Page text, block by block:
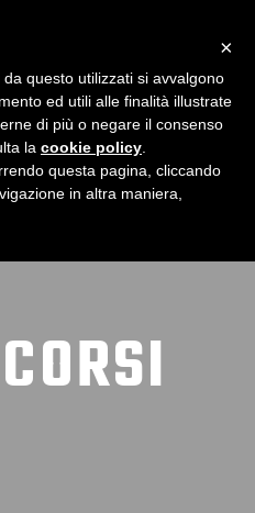
×
questo utilizzati si avvalgono
ed utili alle finalità illustrate
di più o negare il consenso
la cookie policy
questa pagina, cliccando
in altra maniera,